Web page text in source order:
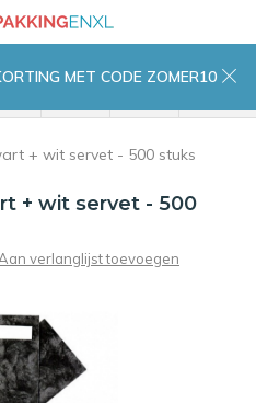
MET CODE ZOMER10
+ wit servet - 500 stuks
+ wit servet - 500
verlanglijst toevoegen